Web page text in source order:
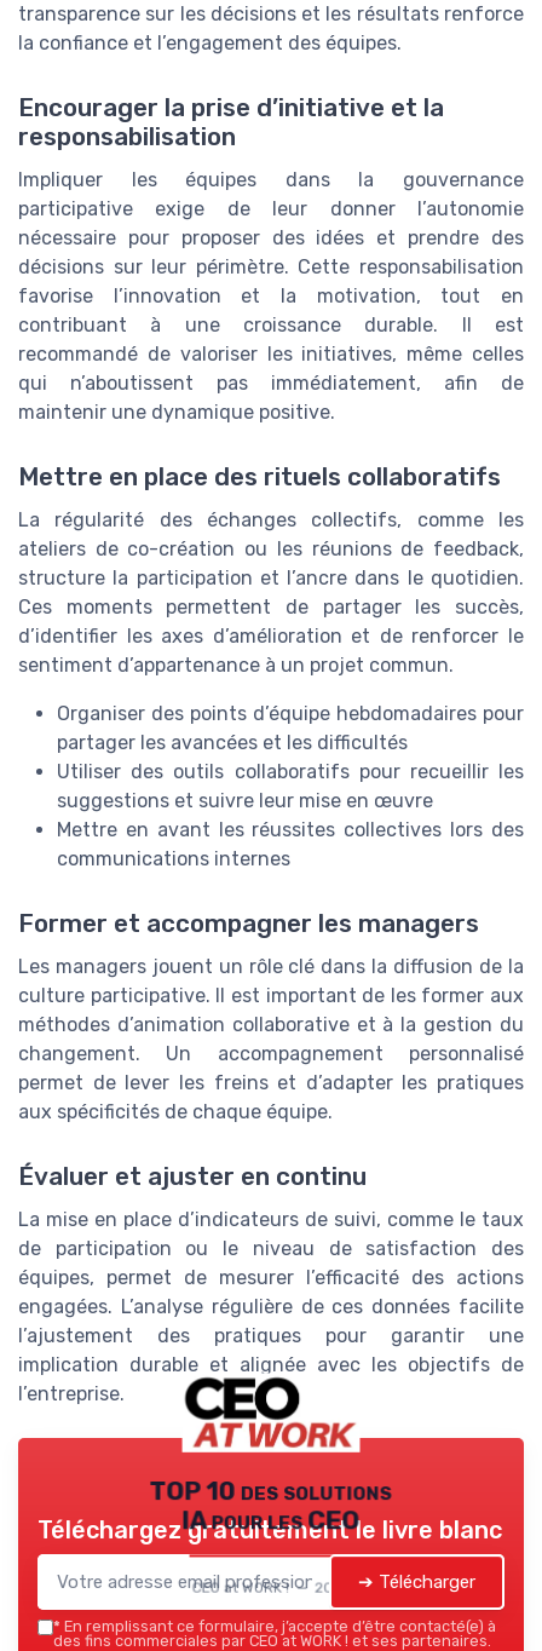
transparence sur les décisions et les résultats renforce
la confiance et l’engagement des équipes.
Encourager la prise d’initiative et la
responsabilisation
Impliquer les équipes dans la gouvernance
participative exige de leur donner l’autonomie
nécessaire pour proposer des idées et prendre des
décisions sur leur périmètre. Cette responsabilisation
favorise l’innovation et la motivation, tout en
contribuant à une croissance durable. Il est
recommandé de valoriser les initiatives, même celles
qui n’aboutissent pas immédiatement, afin de
maintenir une dynamique positive.
Mettre en place des rituels collaboratifs
La régularité des échanges collectifs, comme les
ateliers de co-création ou les réunions de feedback,
structure la participation et l’ancre dans le quotidien.
Ces moments permettent de partager les succès,
d’identifier les axes d’amélioration et de renforcer le
sentiment d’appartenance à un projet commun.
Organiser des points d’équipe hebdomadaires pour
partager les avancées et les difficultés
Utiliser des outils collaboratifs pour recueillir les
suggestions et suivre leur mise en œuvre
Mettre en avant les réussites collectives lors des
communications internes
Former et accompagner les managers
Les managers jouent un rôle clé dans la diffusion de la
culture participative. Il est important de les former aux
méthodes d’animation collaborative et à la gestion du
changement. Un accompagnement personnalisé
permet de lever les freins et d’adapter les pratiques
aux spécificités de chaque équipe.
Évaluer et ajuster en continu
La mise en place d’indicateurs de suivi, comme le taux
de participation ou le niveau de satisfaction des
équipes, permet de mesurer l’efficacité des actions
engagées. L’analyse régulière de ces données facilite
l’ajustement des pratiques pour garantir une
implication durable et alignée avec les objectifs de
l’entreprise.
TOP 10 des solutions
IA pour les CEO
CEO at WORK ! — 2026
Téléchargez gratuitement le livre blanc
➔ Télécharger
* En remplissant ce formulaire, j’accepte d’être contacté(e) à
des fins commerciales par CEO at WORK ! et ses partenaires.